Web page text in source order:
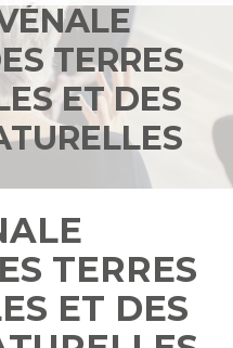
TERRES
ET DES
LES
D'AU
LIBRES À
TERRES
ET DES